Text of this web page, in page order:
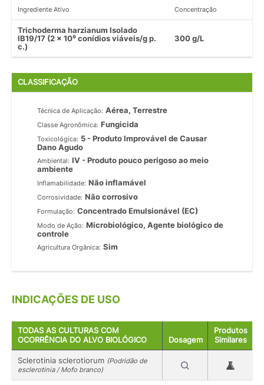
Ingrediente Ativo Concentração
Trichoderma harzianum Isolado
IB19/17 (2 x 10⁹ conídios viáveis/g p.
c.)
300 g/L
CLASSIFICAÇÃO
Técnica de Aplicação: Aérea, Terrestre
Classe Agronômica: Fungicida
Toxicológica: 5 - Produto Improvável de Causar
Dano Agudo
Ambiental: IV - Produto pouco perigoso ao meio
ambiente
Inflamabilidade: Não inflamável
Corrosividade: Não corrosivo
Formulação: Concentrado Emulsionável (EC)
Modo de Ação: Microbiológico, Agente biológico de
controle
Agricultura Orgânica: Sim
INDICAÇÕES DE USO
TODAS AS CULTURAS COM
OCORRÊNCIA DO ALVO BIOLÓGICO
Dosagem
Produtos
Similares
Sclerotinia sclerotiorum (Podridão de
esclerotinia / Mofo branco)